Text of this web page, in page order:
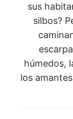
sus
silbos?
húmedos,
los